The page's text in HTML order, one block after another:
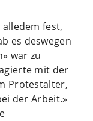
fest,
es deswegen
war zu
mit der
Protestalter,
der Arbeit.»